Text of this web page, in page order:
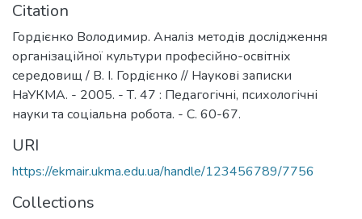
Citation
Гордієнко Володимир. Аналіз методів дослідження
організаційної культури професійно-освітніх
середовищ / В. І. Гордієнко // Наукові записки
НаУКМА. - 2005. - Т. 47 : Педагогічні, психологічні
науки та соціальна робота. - С. 60-67.
URI
https://ekmair.ukma.edu.ua/handle/123456789/7756
Collections